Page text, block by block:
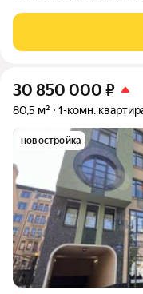
перспективных
основным транспортным
30 850 000 ₽
80,5 м² 1-комн.
новостройка